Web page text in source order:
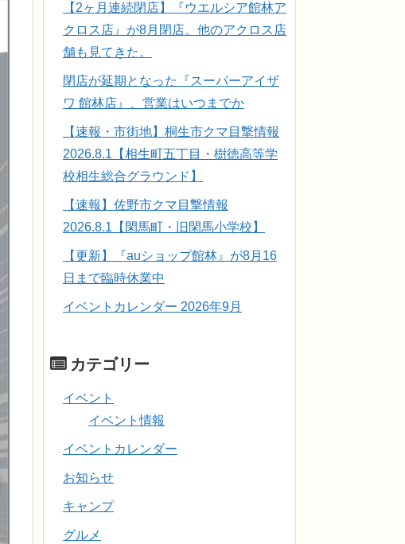
【2ヶ月連続閉店】『ウエルシア館林ア
クロス店』が8月閉店。他のアクロス店
舗も見てきた。
閉店が延期となった『スーパーアイザ
ワ 館林店』、営業はいつまでか
【速報・市街地】桐生市クマ目撃情報
2026.8.1【相生町五丁目・樹徳高等学
校相生総合グラウンド】
【速報】佐野市クマ目撃情報
2026.8.1【閑馬町・旧閑馬小学校】
【更新】『auショップ館林』が8月16
日まで臨時休業中
イベントカレンダー 2026年9月
カテゴリー
イベント
イベント情報
イベントカレンダー
お知らせ
キャンプ
グルメ